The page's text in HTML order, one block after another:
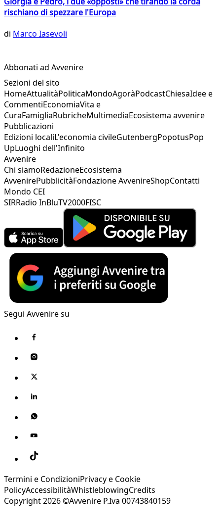
rischiano di spezzare l'Europa
di Marco Iasevoli
Abbonati ad Avvenire
Sezioni del sito
HomeAttualitàPoliticaMondoAgoràPodcastChiesaIdee e
CommentiEconomiaVita e
CuraFamigliaRubricheMultimediaEcosistema avvenire
Pubblicazioni
Edizioni localiL'economia civileGutenbergPopotusPop
UpLuoghi dell'Infinito
Avvenire
Chi siamoRedazioneEcosistema
AvvenirePubblicitàFondazione AvvenireShopContatti
Mondo CEI
SIRRadio InBluTV2000FISC
Segui Avvenire su
Termini e CondizioniPrivacy e Cookie
PolicyAccessibilitàWhistleblowingCredits
Copyright 2026 ©Avvenire P.Iva 00743840159